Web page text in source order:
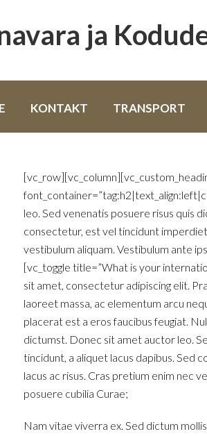
ja
KONTAKT TRANSPORT
leo. Sed venenatis posuere risus quis
consectetur, est vel tincidunt
vestibulum aliquam. Vestibulum ante
[vc_toggle title=”What is your
sit amet, consectetur adipiscing elit.
laoreet massa, ac elementum arcu
placerat est a eros faucibus feugiat.
dictumst. Donec sit amet auctor leo.
tincidunt, a aliquet lacus dapibus. Sed
lacus ac risus. Cras pretium enim nec
posuere cubilia Curae;
Nam vitae viverra ex. Sed dictum